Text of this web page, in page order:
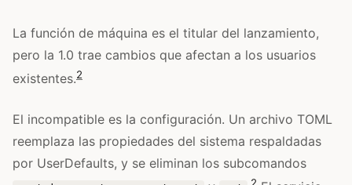
La función de máquina es el titular del lanzamiento,
pero la 1.0 trae cambios que afectan a los usuarios
existentes.2
El incompatible es la configuración. Un archivo TOML
reemplaza las propiedades del sistema respaldadas
por UserDefaults, y se eliminan los subcomandos